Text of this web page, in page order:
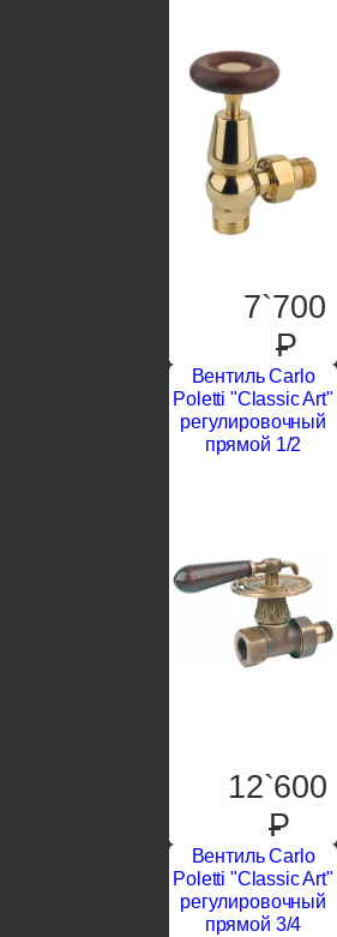
7`700
P
Вентиль Carlo
Poletti "Classic Art"
регулировочный
прямой 1/2
12`600
P
Вентиль Carlo
Poletti "Classic Art"
регулировочный
прямой 3/4